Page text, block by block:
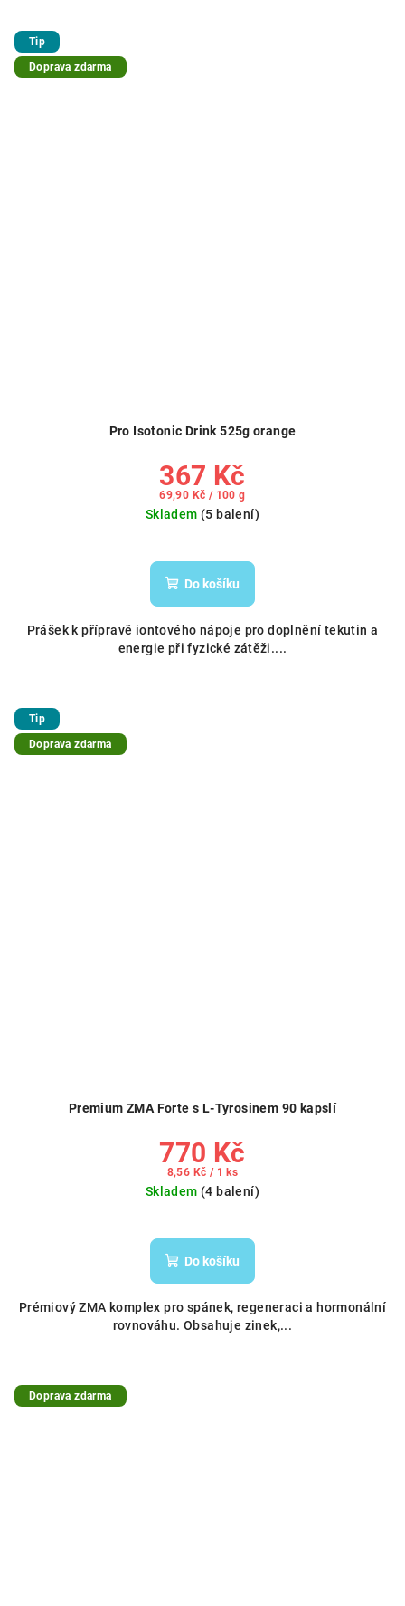
Tip
Doprava zdarma
Pro Isotonic Drink 525g orange
367 Kč
Měrná
69,90 Kč / 100 g
Skladem (5 balení)
Do košíku
Prášek k přípravě iontového nápoje pro doplnění tekutin a
energie při fyzické zátěži....
Tip
Doprava zdarma
Premium ZMA Forte s L-Tyrosinem 90 kapslí
770 Kč
Měrná
8,56 Kč / 1 ks
Skladem (4 balení)
Do košíku
Prémiový ZMA komplex pro spánek, regeneraci a hormonální
rovnováhu. Obsahuje zinek,...
Doprava zdarma